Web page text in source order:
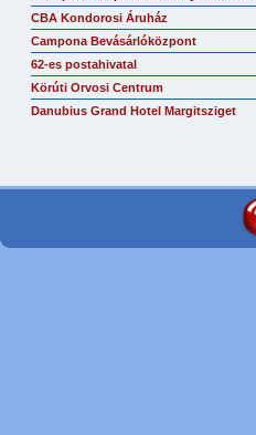
CBA Kondorosi Áruház
Campona Bevásárlóközpont
62-es postahivatal
Körúti Orvosi Centrum
Danubius Grand Hotel Margitsziget